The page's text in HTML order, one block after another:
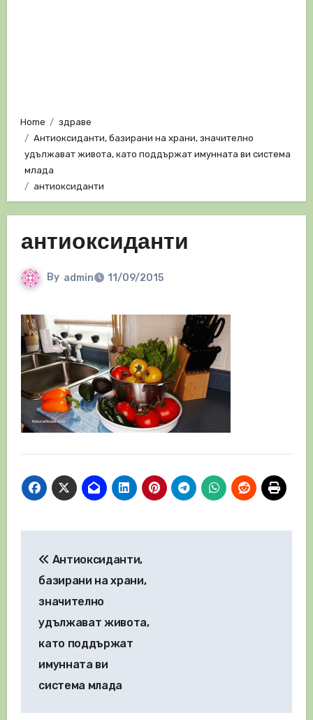
Home
здраве
Антиоксиданти, базирани на храни, значително
удължават живота, като поддържат имунната ви система
млада
антиоксиданти
антиоксиданти
By admin 11/09/2015
Антиоксиданти,
базирани на храни,
значително
удължават живота,
като поддържат
имунната ви
система млада